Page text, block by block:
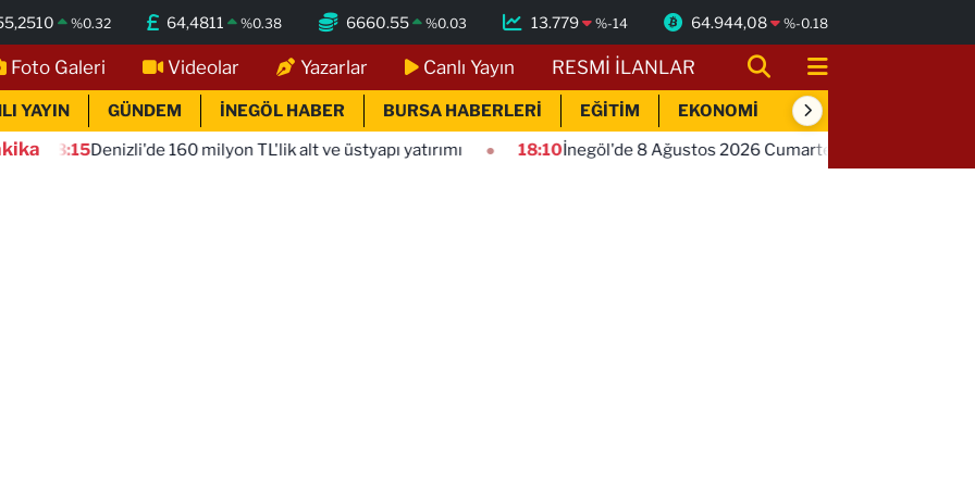
%0.32 64,4811 %0.38 6660.55 %0.03 13.779 %-14 64.944,08 %-0.18
Foto Galeri Videolar Yazarlar Canlı Yayın RESMİ İLANLAR
YAYIN GÜNDEM İNEGÖL HABER BURSA HABERLERİ EĞİTİM EKONOMİ SİYASET
Denizli'de 160 milyon TL'lik alt ve üstyapı yatırımı 18:10 İnegöl'de 8 Ağustos 2026 Cumartesi Nöbetçi Eczaneler